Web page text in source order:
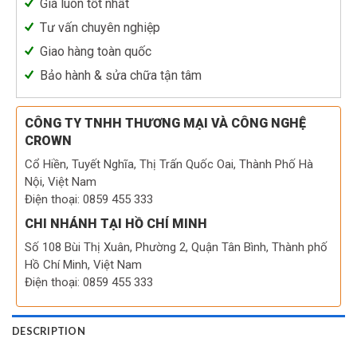
Giá luôn tốt nhất
Tư vấn chuyên nghiệp
Giao hàng toàn quốc
Bảo hành & sửa chữa tận tâm
CÔNG TY TNHH THƯƠNG MẠI VÀ CÔNG NGHỆ
CROWN
Cổ Hiền, Tuyết Nghĩa, Thị Trấn Quốc Oai, Thành Phố Hà
Nội, Việt Nam
Điện thoại: 0859 455 333
CHI NHÁNH TẠI HỒ CHÍ MINH
Số 108 Bùi Thị Xuân, Phường 2, Quận Tân Bình, Thành phố
Hồ Chí Minh, Việt Nam
Điện thoại: 0859 455 333
DESCRIPTION